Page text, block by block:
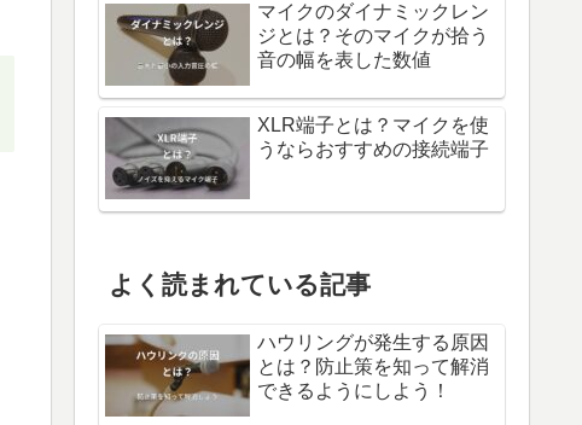
マイクのダイナミックレン
ジとは？そのマイクが拾う
音の幅を表した数値
XLR端子とは？マイクを使
うならおすすめの接続端子
よく読まれている記事
ハウリングが発生する原因
とは？防止策を知って解消
できるようにしよう！